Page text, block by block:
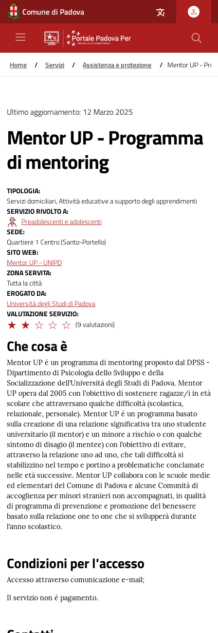
contenuto
principale
Comune di Padova
Home / Servizi / Assistenza e protezione / Mentor UP -
Ultimo aggiornamento: 12 Marzo 2025
Mentor UP - Programma
di mentoring
TIPOLOGIA
Servizi domiciliari, Attività educative a supporto degli apprendimenti
SERVIZIO RIVOLTO A
Preadolescenti e adolescenti
SEDE
Quartiere 1 Centro (Santo-Portello)
SITO WEB
Mentor UP - UNIPD
ZONA SERVITA
Tutta la città
EROGATO DA
Università degli Studi di Padova
VALUTAZIONE SERVIZIO
Limitato (9 valutazioni)
Che cosa è
Mentor UP è un programma di mentoring proposto dal DPSS -
Dipartimento di Psicologia dello Sviluppo e della
Socializzazione dell’Università degli Studi di Padova. Mentor
UP opera dal 2005 con l'obiettivo di sostenere ragazze/i in età
scolare che attraversano qualche difficoltà (scolastica,
relazionale, personale). Mentor UP è un programma basato
sulla creazione di una relazione significativa tra uno studente
universitario (il mentor) e un minore a rischio o con qualche
sintomo di disagio (il mentee) con l’obiettivo di evitare,
attraverso la relazione uno ad uno, che tali difficoltà si
stabilizzino nel tempo e portino a problematiche conclamate
nelle età successive. Mentor UP collabora con le scuole medie
ed elementari del Comune di Padova e alcune Comunità di
accoglienza per minori stranieri non accompagnati, in qualità
di programma di prevenzione e promozione del benessere
basato sulla relazione one to one che si svilupperà durante
l’anno scolastico.
Condizioni per l'accesso
Accesso attraverso comunicazione e-mail;
Il servizio non è pagamento.